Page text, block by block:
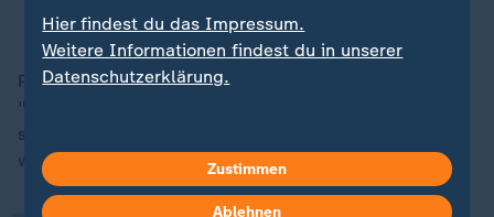
Rechtspopulist Nigel Farage
PremierministerKeir Starmer
"So eine Tragödie auszunutzen, um Groll und Streit zu
säen, ist falsch. Vor allem, wenn die Familie sich
wünscht, dass wir das lassen, ist das unverzeihlich."
Hier findest du das Impressum.
Weitere Informationen findest du in unserer
Datenschutzerklärung.
Zustimmen
Ablehnen